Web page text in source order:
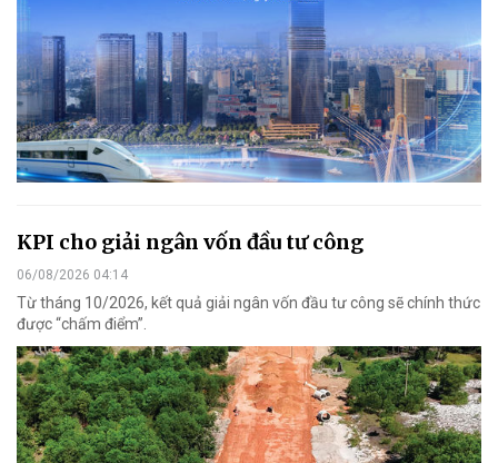
KPI cho giải ngân vốn đầu tư công
06/08/2026 04:14
Từ tháng 10/2026, kết quả giải ngân vốn đầu tư công sẽ chính thức
được “chấm điểm”.